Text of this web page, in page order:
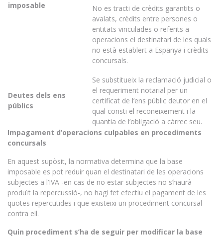
imposable
No es tracti de crèdits garantits o
avalats, crèdits entre persones o
entitats vinculades o referits a
operacions el destinatari de les quals
no està establert a Espanya i crèdits
concursals.
Deutes dels ens
públics
Se substitueix la reclamació judicial o
el requeriment notarial per un
certificat de l’ens públic deutor en el
qual consti el reconeixement i la
quantia de l’obligació a càrrec seu.
Impagament d’operacions culpables en procediments
concursals
En aquest supòsit, la normativa determina que la base
imposable es pot reduir quan el destinatari de les operacions
subjectes a l’IVA -en cas de no estar subjectes no s’haurà
produït la repercussió-, no hagi fet efectiu el pagament de les
quotes repercutides i que existeixi un procediment concursal
contra ell.
Quin procediment s’ha de seguir per modificar la base